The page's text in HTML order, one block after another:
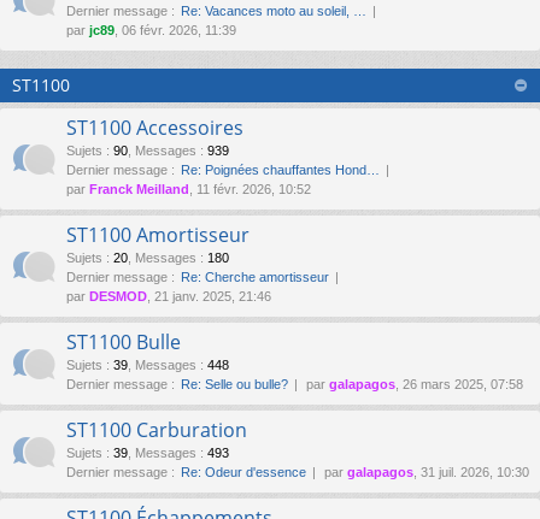
Dernier message : Re: Vacances moto au soleil, …
par jc89 , 06 févr. 2026, 11:39
ST1100
ST1100 Accessoires
Sujets : 90 Messages : 939
Dernier message : Re: Poignées chauffantes Hond…
par Franck Meilland , 11 févr. 2026, 10:52
ST1100 Amortisseur
Sujets : 20 Messages : 180
Dernier message : Re: Cherche amortisseur
par DESMOD , 21 janv. 2025, 21:46
ST1100 Bulle
Sujets : 39 Messages : 448
Dernier message : Re: Selle ou bulle? par galapagos , 26 mars 2025, 07:58
ST1100 Carburation
Sujets : 39 Messages : 493
Dernier message : Re: Odeur d'essence par galapagos , 31 juil. 2026, 10:30